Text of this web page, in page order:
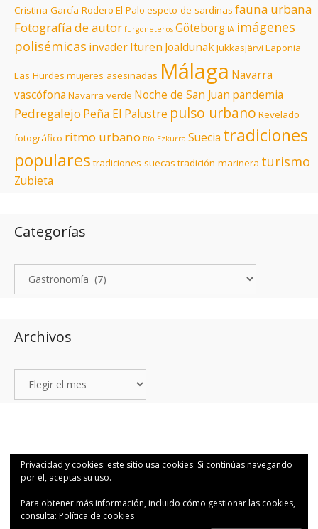
Cristina García Rodero El Palo espeto de sardinas fauna urbana
Fotografía de autor furgoneteros Göteborg IA imágenes
polisémicas invaderIturen JoaldunakJukkasjärvi Laponia
Las Hurdes mujeres asesinadas Málaga Navarra
vascófona Navarra verde Noche de San Juan pandemia
Pedregalejo Peña El Palustre pulso urbano Revelado
fotográfico ritmo urbano Río Ezkurra Suecia tradiciones
populares tradiciones suecas tradición marinera turismo
Zubieta
Categorías
Archivos
© 2026 1Q48 Fotografía para valientes por Canutosson.• Creado con
GeneratePress
Privacidad y cookies: este sitio usa cookies. Si continúas navegando
por él, aceptas su uso.
Para obtener más información, incluido cómo gestionar las cookies,
consulta: Política de cookies